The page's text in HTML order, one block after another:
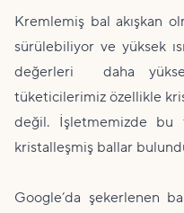
Kremlemiş bal akışkan
sürülebiliyor ve yüksek
değerleri daha
tüketicilerimiz özellikle
değil. İşletmemizde bu
kristalleşmiş ballar
Google’da şekerlenen